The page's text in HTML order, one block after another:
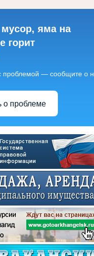
яма на
горит
проблемой — сообщите о
о проблеме